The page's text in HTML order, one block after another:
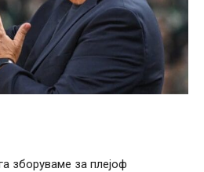
зборуваме за плејоф